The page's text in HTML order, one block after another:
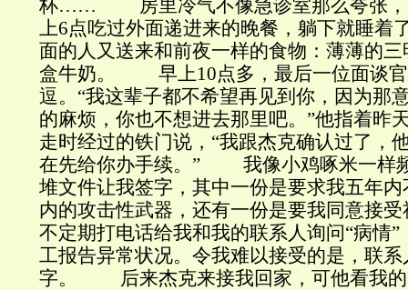
杯…… 房里冷气不像急诊室那么夸张，
上6点吃过外面递进来的晚餐，躺下就睡着
面的人又送来和前夜一样的食物：薄薄的
盒牛奶。 早上10点多，最后一位面谈官
逗。“我这辈子都不希望再见到你，因为那
的麻烦，你也不想进去那里吧。”他指着昨
走时经过的铁门说，“我跟杰克确认过了，
在先给你办手续。” 我像小鸡啄米一样
堆文件让我签字，其中一份是要求我五年
内的攻击性武器，还有一份是要我同意接
不定期打电话给我和我的联系人询问“病情
工报告异常状况。令我难以接受的是，联
字。 后来杰克来接我回家，可他看我的